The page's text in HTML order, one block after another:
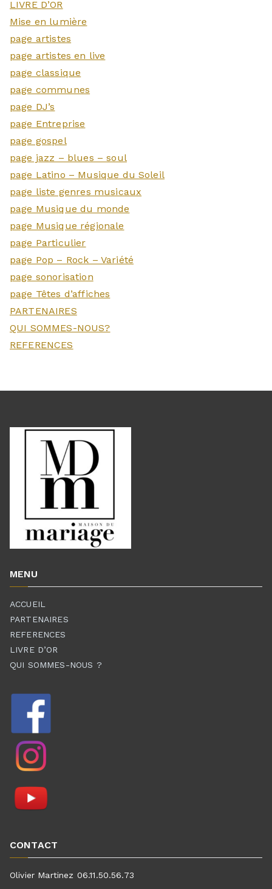
LIVRE D’OR
Mise en lumière
page artistes
page artistes en live
page classique
page communes
page DJ’s
page Entreprise
page gospel
page jazz – blues – soul
page Latino – Musique du Soleil
page liste genres musicaux
page Musique du monde
page Musique régionale
page Particulier
page Pop – Rock – Variété
page sonorisation
page Têtes d’affiches
PARTENAIRES
QUI SOMMES-NOUS?
REFERENCES
MENU
ACCUEIL
PARTENAIRES
REFERENCES
LIVRE D’OR
QUI SOMMES-NOUS ?
CONTACT
Olivier Martinez 06.11.50.56.73